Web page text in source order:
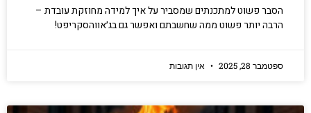
הסבר פשוט למתכנתים שמסביר על איך למידה מחוזקת עובדת –
הרבה יותר פשוט ממה שחשבתם ואפשר גם בג׳אווהסקריפט!
ספטמבר 28, 2025 אין תגובות